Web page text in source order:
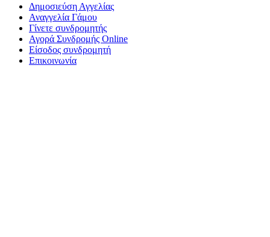
Δημοσιεύση Αγγελίας
Αναγγελία Γάμου
Γίνετε συνδρομητής
Αγορά Συνδρομής Online
Είσοδος συνδρομητή
Επικοινωνία